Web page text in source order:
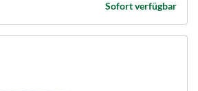
Sofort verfügbar